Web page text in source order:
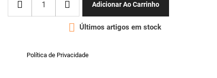
Adicionar Ao Carrinho
 Últimos artigos em stock
Política de Privacidade